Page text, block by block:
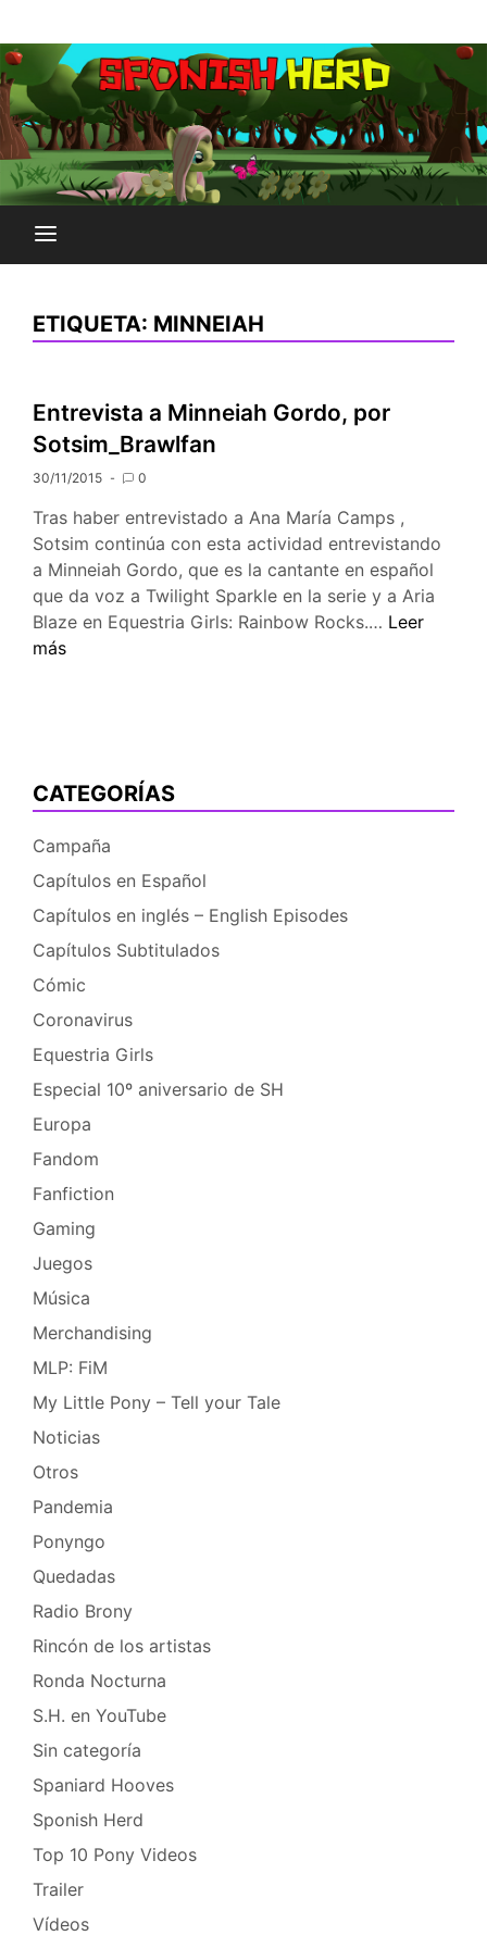
al
contenido
SPONISH HERD
ETIQUETA: MINNEIAH
Entrevista a Minneiah Gordo, por
Sotsim_Brawlfan
30/11/2015 0
Tras haber entrevistado a Ana María Camps ,
Sotsim continúa con esta actividad entrevistando
a Minneiah Gordo, que es la cantante en español
que da voz a Twilight Sparkle en la serie y a Aria
Blaze en Equestria Girls: Rainbow Rocks.… Entrevista
Leer
más
CATEGORÍAS
Campaña
Capítulos en Español
Capítulos en inglés – English Episodes
Capítulos Subtitulados
Cómic
Coronavirus
Equestria Girls
Especial 10º aniversario de SH
Europa
Fandom
Fanfiction
Gaming
Juegos
Música
Merchandising
MLP: FiM
My Little Pony – Tell your Tale
Noticias
Otros
Pandemia
Ponyngo
Quedadas
Radio Brony
Rincón de los artistas
Ronda Nocturna
S.H. en YouTube
Sin categoría
Spaniard Hooves
Sponish Herd
Top 10 Pony Videos
Trailer
Vídeos